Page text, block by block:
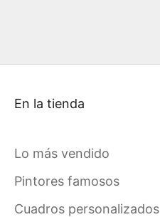
En la tienda
Lo más vendido
Pintores famosos
Cuadros personalizados